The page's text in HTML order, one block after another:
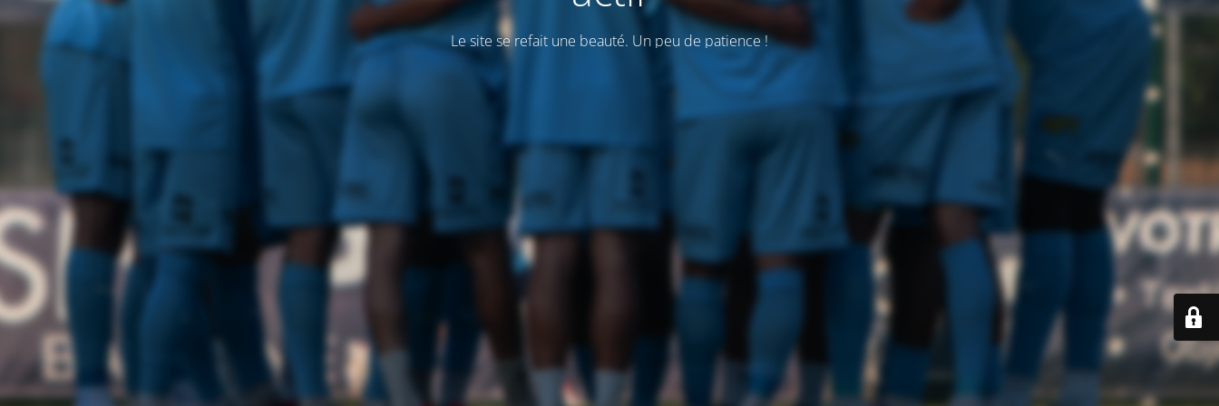
Le site se refait une beauté. Un peu de patience !